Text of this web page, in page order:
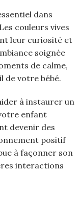
dans
couleurs vives
leur curiosité et
soignée
de calme,
de votre bébé.
à instaurer un
enfant
devenir des
positif
à façonner son
interactions